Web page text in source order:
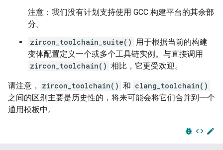
注意：我们没有计划支持使用 GCC 构建平台的其余部
分。
zircon_toolchain_suite() 用于根据当前的构建
变体配置定义一个或多个工具链实例。与直接调用
zircon_toolchain() 相比，它更受欢迎。
请注意， zircon_toolchain() 和 clang_toolchain()
之间的区别主要是历史性的，将来可能会将它们合并到一个
通用模板中。
bug_report code edit